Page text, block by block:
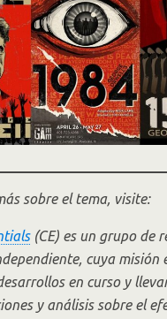
sobre el tema, visite:
(CE) es un grupo de
cuya misión
en curso y
y análisis sobre el